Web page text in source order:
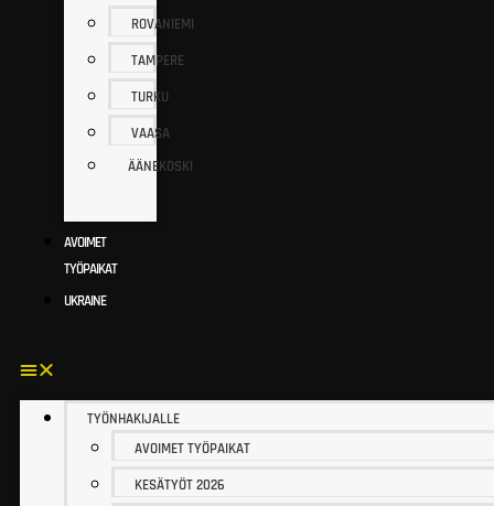
ROVANIEMI
TAMPERE
TURKU
VAASA
ÄÄNEKOSKI
AVOIMET
TYÖPAIKAT
UKRAINE
TYÖNHAKIJALLE
AVOIMET TYÖPAIKAT
KESÄTYÖT 2026